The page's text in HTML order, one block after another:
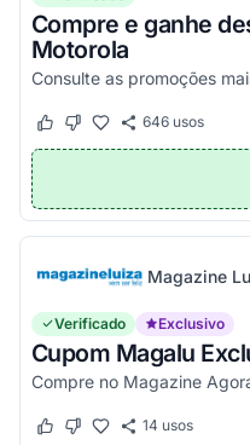
Compre e ganhe
Motorola
Este cupom funcionou
Este cupom não
646usos
Magazine
Verificado Exclusivo
Cupom Magalu
Este cupom funcionou
Este cupom não
14 usos